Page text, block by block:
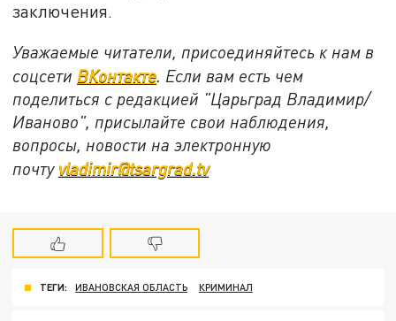
заключения.
Уважаемые читатели, присоединяйтесь к нам в
соцсети ВКонтакте. Если вам есть чем
поделиться с редакцией "Царьград Владимир/
Иваново", присылайте свои наблюдения,
вопросы, новости на электронную
почту vladimir@tsargrad.tv
ТЕГИ: ИВАНОВСКАЯ ОБЛАСТЬ КРИМИНАЛ